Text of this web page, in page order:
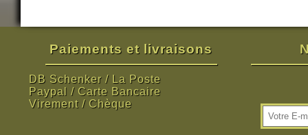
Paiements et livraisons
DB Schenker / La Poste
Paypal / Carte Bancaire
Virement / Chèque